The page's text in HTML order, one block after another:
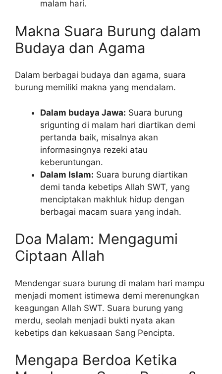
malam hari.
Makna Suara Burung dalam
Budaya dan Agama
Dalam berbagai budaya dan agama, suara
burung memiliki makna yang mendalam.
Dalam budaya Jawa: Suara burung
srigunting di malam hari diartikan demi
pertanda baik, misalnya akan
informasingnya rezeki atau
keberuntungan.
Dalam Islam: Suara burung diartikan
demi tanda kebetips Allah SWT, yang
menciptakan makhluk hidup dengan
berbagai macam suara yang indah.
Doa Malam: Mengagumi
Ciptaan Allah
Mendengar suara burung di malam hari mampu
menjadi moment istimewa demi merenungkan
keagungan Allah SWT. Suara burung yang
merdu, seolah menjadi bukti nyata akan
kebetips dan kekuasaan Sang Pencipta.
Mengapa Berdoa Ketika